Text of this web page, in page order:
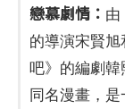
戀慕劇情： 由
的導演宋賢
吧》的編劇
同名漫畫，